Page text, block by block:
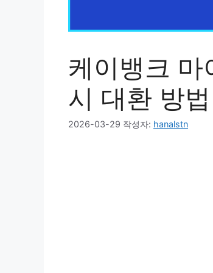
케이뱅크 마
시 대환 방법
2026-03-29 작성자: hanalstn